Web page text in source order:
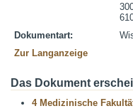
Dokumentart:
Zur Langanzeige
Das Dokument
4 Medizinische